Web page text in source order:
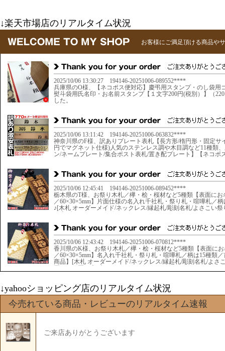
↓楽天市場店のリアルタイム状況
↓yahooショッピング店のリアルタイム状況